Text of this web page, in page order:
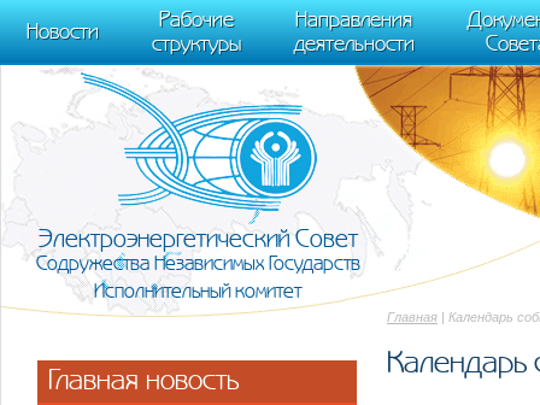
m[i].l=1*new Date(); for (var j = 0; j < document.scripts.length; j++) {if
[0],k.async=1,k.src=r,a.parentNode.insertBefore(k,a)}) (window,
trackLinks:true, accurateTrackBounce:true });
Новости
Рабочие
структуры
Направления
деятельности
Электроэнергетический Совет
Содружества Независимых Государств
Исполнительный комитет
Главная | Календарь
Календарь
Главная новость